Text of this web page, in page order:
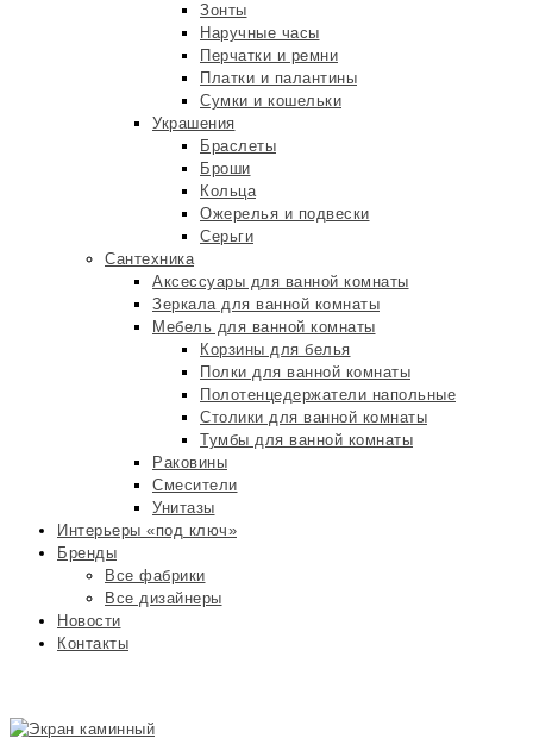
Зонты
Наручные часы
Перчатки и ремни
Платки и палантины
Сумки и кошельки
Украшения
Браслеты
Броши
Кольца
Ожерелья и подвески
Серьги
Сантехника
Аксессуары для ванной комнаты
Зеркала для ванной комнаты
Мебель для ванной комнаты
Корзины для белья
Полки для ванной комнаты
Полотенцедержатели напольные
Столики для ванной комнаты
Тумбы для ванной комнаты
Раковины
Смесители
Унитазы
Интерьеры «под ключ»
Бренды
Все фабрики
Все дизайнеры
Новости
Контакты